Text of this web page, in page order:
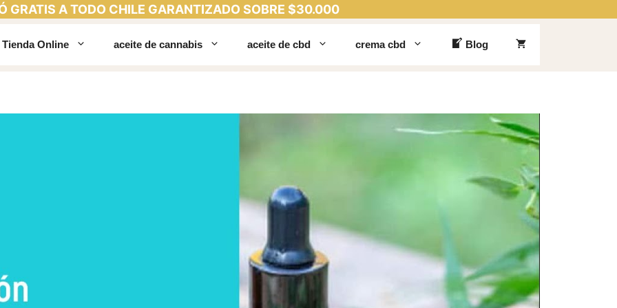
GRATIS A TODO CHILE GARANTIZADO SOBRE $30.000
Tienda Online aceite de cannabis aceite de cbd crema cbd Blog